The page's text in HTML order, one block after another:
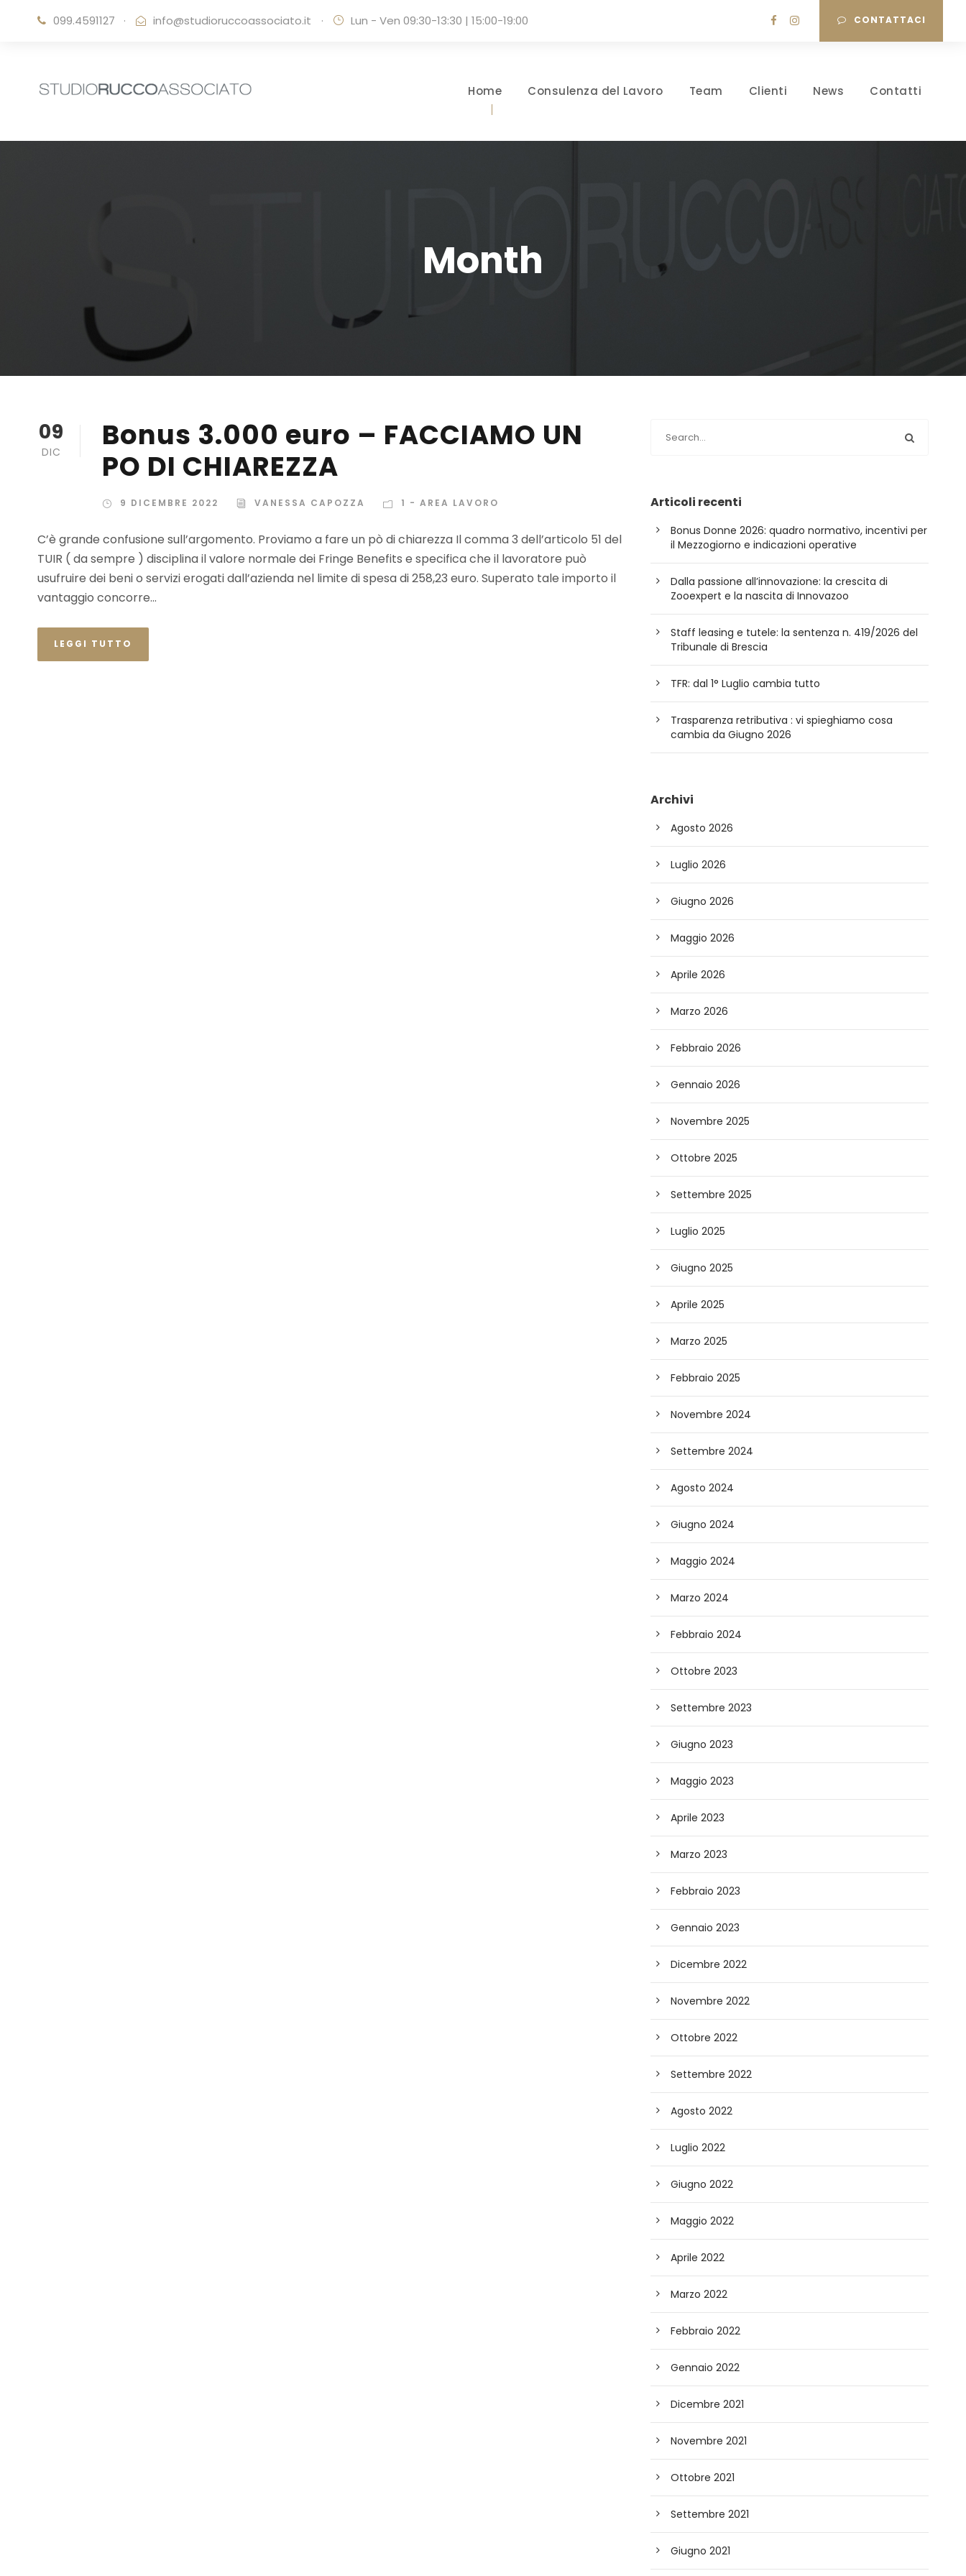
099.4591127 · info@studioruccoassociato.it · Lun - Ven 09:30-13:30 | 15:00-19:00 CONTATTACI
Home Consulenza del Lavoro Team Clienti News Contatti
Month
09
DIC
Bonus 3.000 euro – FACCIAMO UN
PO DI CHIAREZZA
9 DICEMBRE 2022 VANESSA CAPOZZA 1 - AREA LAVORO
C’è grande confusione sull’argomento. Proviamo a fare un pò di chiarezza Il comma 3 dell’articolo 51 del
TUIR ( da sempre ) disciplina il valore normale dei Fringe Benefits e specifica che il lavoratore può
usufruire dei beni o servizi erogati dall’azienda nel limite di spesa di 258,23 euro. Superato tale importo il
vantaggio concorre...
LEGGI TUTTO
Articoli recenti
Bonus Donne 2026: quadro normativo, incentivi per
il Mezzogiorno e indicazioni operative
Dalla passione all’innovazione: la crescita di
Zooexpert e la nascita di Innovazoo
Staff leasing e tutele: la sentenza n. 419/2026 del
Tribunale di Brescia
TFR: dal 1° Luglio cambia tutto
Trasparenza retributiva : vi spieghiamo cosa
cambia da Giugno 2026
Archivi
Agosto 2026
Luglio 2026
Giugno 2026
Maggio 2026
Aprile 2026
Marzo 2026
Febbraio 2026
Gennaio 2026
Novembre 2025
Ottobre 2025
Settembre 2025
Luglio 2025
Giugno 2025
Aprile 2025
Marzo 2025
Febbraio 2025
Novembre 2024
Settembre 2024
Agosto 2024
Giugno 2024
Maggio 2024
Marzo 2024
Febbraio 2024
Ottobre 2023
Settembre 2023
Giugno 2023
Maggio 2023
Aprile 2023
Marzo 2023
Febbraio 2023
Gennaio 2023
Dicembre 2022
Novembre 2022
Ottobre 2022
Settembre 2022
Agosto 2022
Luglio 2022
Giugno 2022
Maggio 2022
Aprile 2022
Marzo 2022
Febbraio 2022
Gennaio 2022
Dicembre 2021
Novembre 2021
Ottobre 2021
Settembre 2021
Giugno 2021